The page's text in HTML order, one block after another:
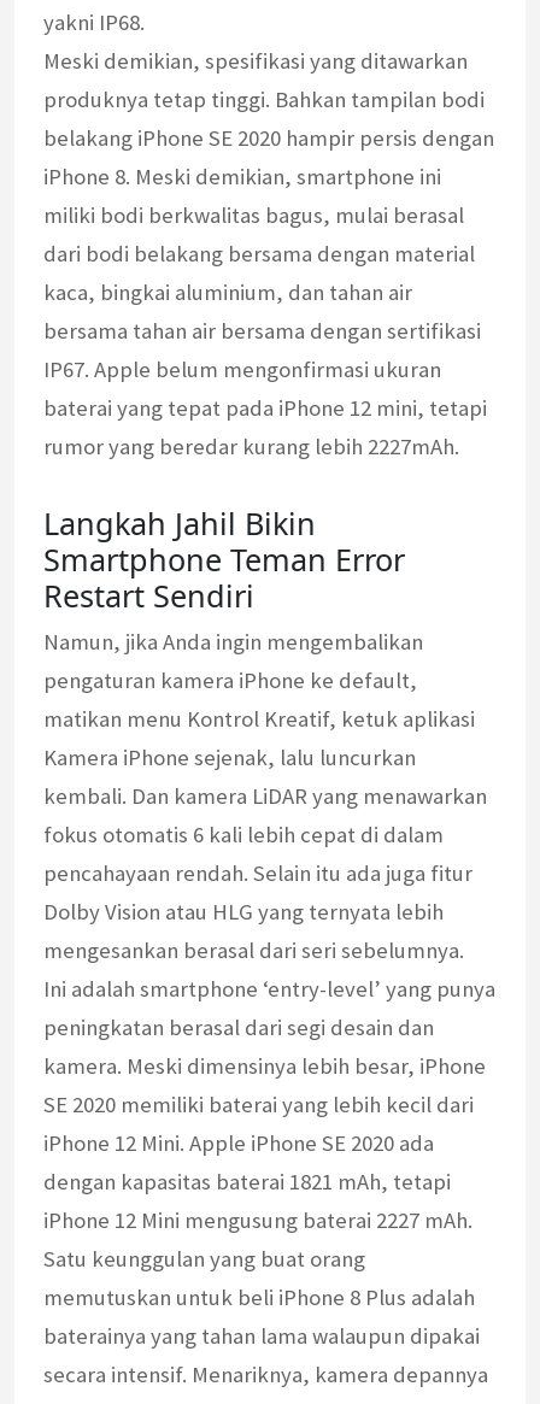
yakni IP68.
Meski demikian, spesifikasi yang ditawarkan
produknya tetap tinggi. Bahkan tampilan bodi
belakang iPhone SE 2020 hampir persis dengan
iPhone 8. Meski demikian, smartphone ini
miliki bodi berkwalitas bagus, mulai berasal
dari bodi belakang bersama dengan material
kaca, bingkai aluminium, dan tahan air
bersama tahan air bersama dengan sertifikasi
IP67. Apple belum mengonfirmasi ukuran
baterai yang tepat pada iPhone 12 mini, tetapi
rumor yang beredar kurang lebih 2227mAh.
Langkah Jahil Bikin
Smartphone Teman Error
Restart Sendiri
Namun, jika Anda ingin mengembalikan
pengaturan kamera iPhone ke default,
matikan menu Kontrol Kreatif, ketuk aplikasi
Kamera iPhone sejenak, lalu luncurkan
kembali. Dan kamera LiDAR yang menawarkan
fokus otomatis 6 kali lebih cepat di dalam
pencahayaan rendah. Selain itu ada juga fitur
Dolby Vision atau HLG yang ternyata lebih
mengesankan berasal dari seri sebelumnya.
Ini adalah smartphone ‘entry-level’ yang punya
peningkatan berasal dari segi desain dan
kamera. Meski dimensinya lebih besar, iPhone
SE 2020 memiliki baterai yang lebih kecil dari
iPhone 12 Mini. Apple iPhone SE 2020 ada
dengan kapasitas baterai 1821 mAh, tetapi
iPhone 12 Mini mengusung baterai 2227 mAh.
Satu keunggulan yang buat orang
memutuskan untuk beli iPhone 8 Plus adalah
baterainya yang tahan lama walaupun dipakai
secara intensif. Menariknya, kamera depannya